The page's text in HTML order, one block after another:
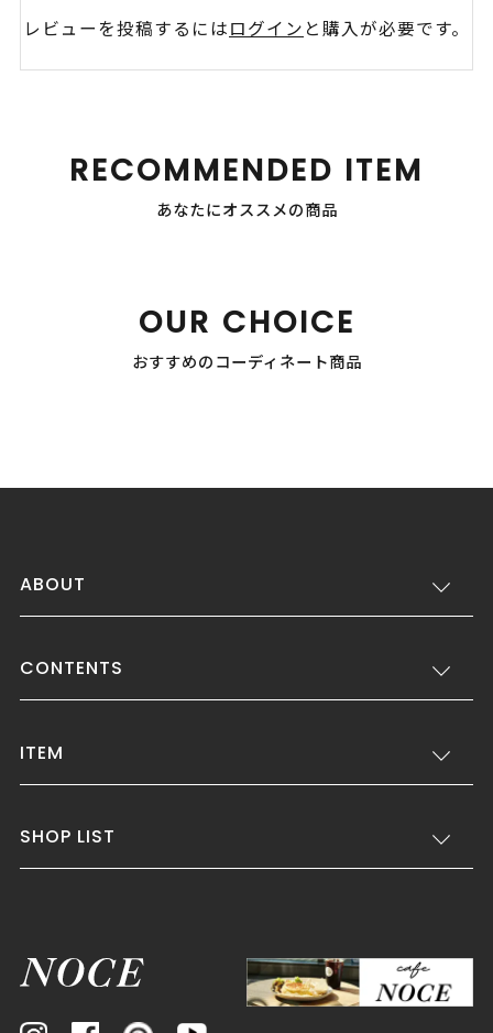
レビューを投稿するにはログイン と購入が必要です。
RECOMMENDED ITEM
あなたにオススメの商品
OUR CHOICE
おすすめのコーディネート商品
ABOUT
CONTENTS
ITEM
SHOP LIST